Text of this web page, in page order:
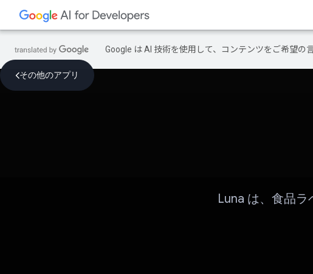
Google は AI 技術を使用して、コンテンツをご希望の
その他のアプリ
Luna は、食品